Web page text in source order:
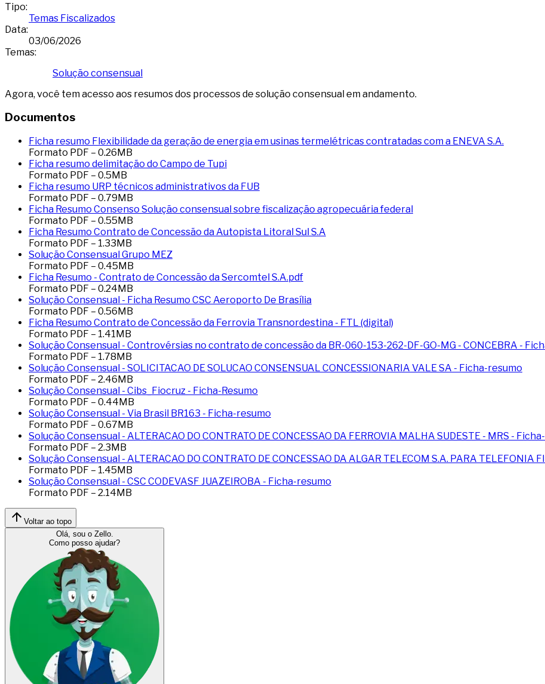
Tipo:
Temas Fiscalizados
Data:
03/06/2026
Temas:
Solução consensual
Agora, você tem acesso aos resumos dos processos de solução consensual em andamento.
Documentos
Ficha resumo Flexibilidade da geração de energia em usinas termelétricas contratadas com a ENEVA S.A.
Formato PDF – 0.26MB
Ficha resumo delimitação do Campo de Tupi
Formato PDF – 0.5MB
Ficha resumo URP técnicos administrativos da FUB
Formato PDF – 0.79MB
Ficha Resumo Consenso Solução consensual sobre fiscalização agropecuária federal
Formato PDF – 0.55MB
Ficha Resumo Contrato de Concessão da Autopista Litoral Sul S.A
Formato PDF – 1.33MB
Solução Consensual Grupo MEZ
Formato PDF – 0.45MB
Ficha Resumo - Contrato de Concessão da Sercomtel S.A.pdf
Formato PDF – 0.24MB
Solução Consensual - Ficha Resumo CSC Aeroporto De Brasília
Formato PDF – 0.56MB
Ficha Resumo Contrato de Concessão da Ferrovia Transnordestina - FTL (digital)
Formato PDF – 1.41MB
Solução Consensual - Controvérsias no contrato de concessão da BR-060-153-262-DF-GO-MG - CONCEBRA -
Formato PDF – 1.78MB
Solução Consensual - SOLICITACAO DE SOLUCAO CONSENSUAL CONCESSIONARIA VALE SA - Ficha-resumo
Formato PDF – 2.46MB
Solução Consensual - Cibs_Fiocruz - Ficha-Resumo
Formato PDF – 0.44MB
Solução Consensual - Via Brasil BR163 - Ficha-resumo
Formato PDF – 0.67MB
Solução Consensual - ALTERACAO DO CONTRATO DE CONCESSAO DA FERROVIA MALHA SUDESTE - MRS -
Formato PDF – 2.3MB
Solução Consensual - ALTERACAO DO CONTRATO DE CONCESSAO DA ALGAR TELECOM S.A. PARA TELEFONIA
Formato PDF – 1.45MB
Solução Consensual - CSC CODEVASF JUAZEIROBA - Ficha-resumo
Formato PDF – 2.14MB
Voltar ao topo
Olá, sou o Zello.
Como posso ajudar?